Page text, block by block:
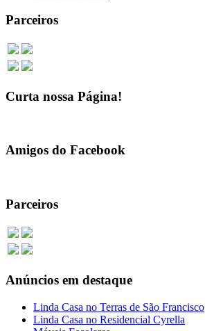
Parceiros
Curta nossa Página!
Amigos do Facebook
Parceiros
Anúncios em destaque
Linda Casa no Terras de São Francisco
Linda Casa no Residencial Cyrella